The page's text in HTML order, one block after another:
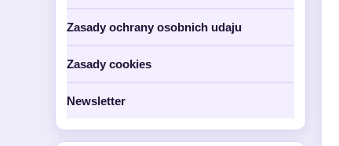
Zasady ochrany osobnich udaju
Zasady cookies
Newsletter